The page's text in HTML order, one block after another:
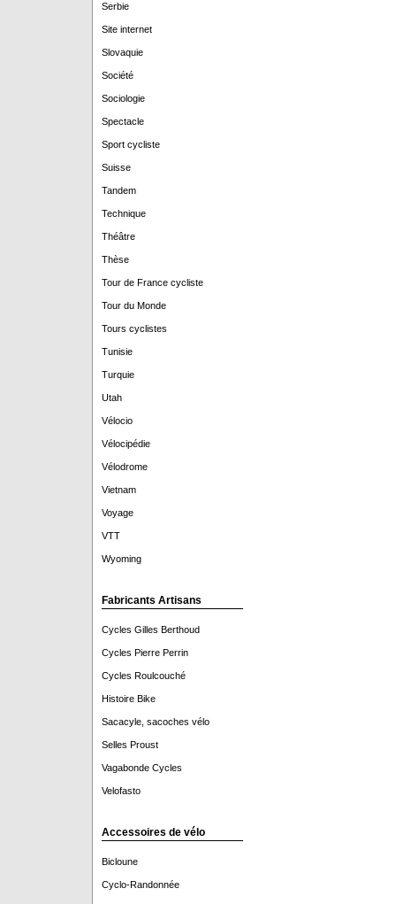
Serbie
Site internet
Slovaquie
Société
Sociologie
Spectacle
Sport cycliste
Suisse
Tandem
Technique
Théâtre
Thèse
Tour de France cycliste
Tour du Monde
Tours cyclistes
Tunisie
Turquie
Utah
Vélocio
Vélocipédie
Vélodrome
Vietnam
Voyage
VTT
Wyoming
Fabricants Artisans
Cycles Gilles Berthoud
Cycles Pierre Perrin
Cycles Roulcouché
Histoire Bike
Sacacyle, sacoches vélo
Selles Proust
Vagabonde Cycles
Velofasto
Accessoires de vélo
Bicloune
Cyclo-Randonnée